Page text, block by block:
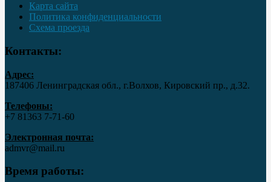
Карта сайта
Политика конфиденциальности
Схема проезда
Контакты:
Адрес:
187406 Ленинградская обл., г.Волхов, Кировский пр., д.32.
Телефоны:
+7 81363 7‑71-60
Электронная почта:
admvr@mail.ru
Время работы: